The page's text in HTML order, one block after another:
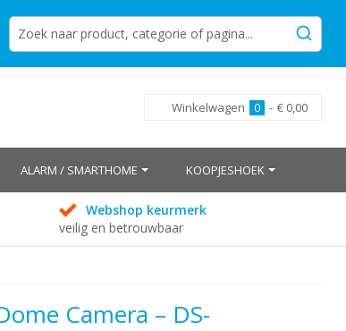
Winkelwagen 0 - € 0,00
ALARM / SMARTHOME KOOPJESHOEK
Webshop keurmerk
veilig en betrouwbaar
Camera – DS-